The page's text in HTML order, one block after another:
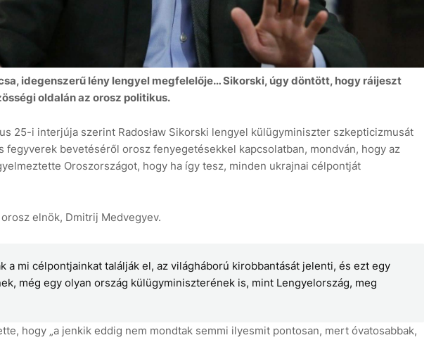
idegenszerű lény lengyel megfelelője… Sikorski, úgy döntött, hogy ráijeszt
oldalán az orosz politikus.
25-i interjúja szerint Radosław Sikorski lengyel külügyminiszter szkepticizmusát
fegyverek bevetéséről orosz fenyegetésekkel kapcsolatban, mondván, hogy az
Oroszországot, hogy ha így tesz, minden ukrajnai célpontját
elnök, Dmitrij Medvegyev.
a mi célpontjainkat találják el, az világháború kirobbantását jelenti, és ezt egy
még egy olyan ország külügyminiszterének is, mint Lengyelország, meg
hogy „a jenkik eddig nem mondtak semmi ilyesmit pontosan, mert óvatosabbak,